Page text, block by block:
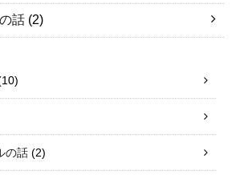
話 (2)
の話 (2)